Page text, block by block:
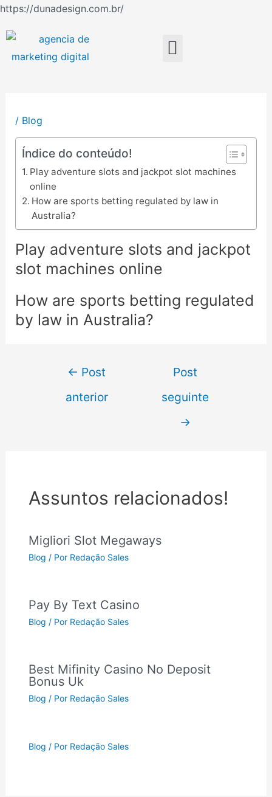
https://dunadesign.com.br/Ir
Menu
/ Blog
Índice do conteúdo!
Play adventure slots and jackpot slot machines
online
How are sports betting regulated by law in
Australia?
Play adventure slots and jackpot
slot machines online
How are sports betting regulated
by law in Australia?
de
Post
← Post
anterior
Post
seguinte
→
Assuntos relacionados!
Migliori Slot Megaways
Blog / Por Redação Sales
Pay By Text Casino
Blog / Por Redação Sales
Best Mifinity Casino No Deposit
Bonus Uk
Blog / Por Redação Sales
Blog / Por Redação Sales